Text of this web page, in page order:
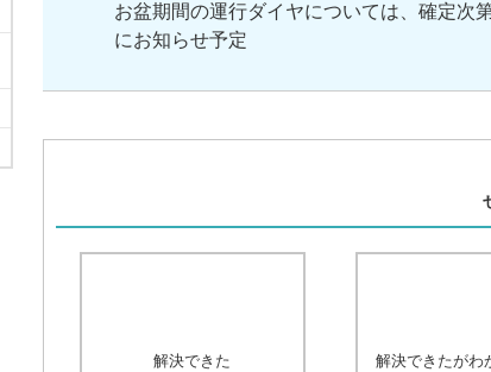
お盆期間の運行ダイヤについては、確定次
にお知らせ予定
解決できた 解決できたがわ